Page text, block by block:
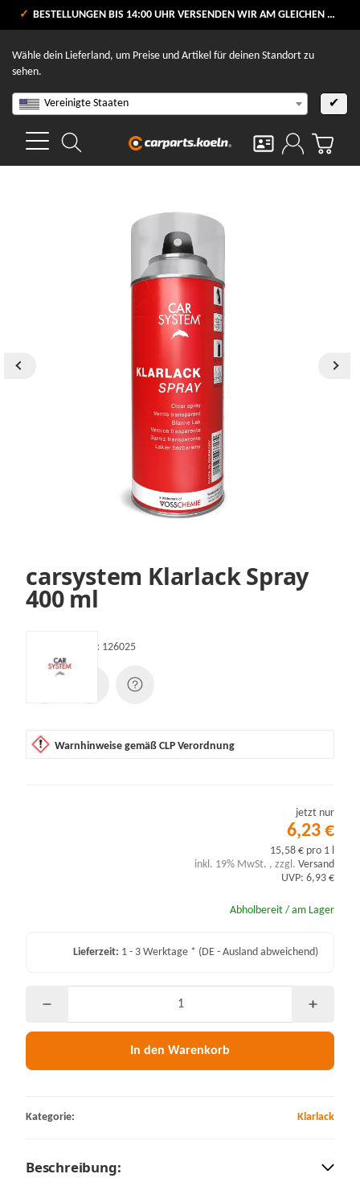
VERSANDKOSTENFREI AB 80 €
BESTELLUNGEN BIS 14:00 UHR VERSENDEN WIR AM GLEICHEN WERKTAG
Wähle dein Lieferland, um Preise und Artikel für deinen Standort zu
sehen.
Vereinigte Staaten ✔
carsystem Klarlack Spray
400 ml
Artikelnummer: 126025
Warnhinweise gemäß CLP Verordnung
jetzt nur
6,23 €
15,58 € pro 1 l
inkl. 19% MwSt. , zzgl. Versand
UVP: 6,93 €
Abholbereit / am Lager
Lieferzeit: 1 - 3 Werktage * (DE - Ausland abweichend)
In den Warenkorb
Kategorie: Klarlack
Beschreibung: